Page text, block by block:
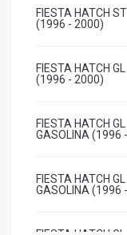
FIESTA HATCH
(1996 - 2000)
FIESTA HATCH
(1996 - 2000)
FIESTA HATCH
GASOLINA (1996
FIESTA HATCH
GASOLINA (1996